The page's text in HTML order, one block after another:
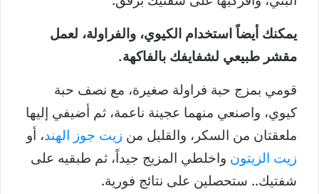
يمكنك أيضاً استخدام الكيوي، والفراولة، لعمل
مقشر طبيعي لشفايفك بالفاكهة.
قومي بمزج حبة فراولة صغيرة، مع نصف حبة
كيوي، واصنعي منهما عجينة ناعمة، ثم أضيفي إليها
ملعقتان من السكر، والقليل من زيت جوز الهند، أو
زيت الزيتون واخلطي المزيج جيداً، ثم طبقيه على
شفتيك.. ستحصلين على نتائج فورية.